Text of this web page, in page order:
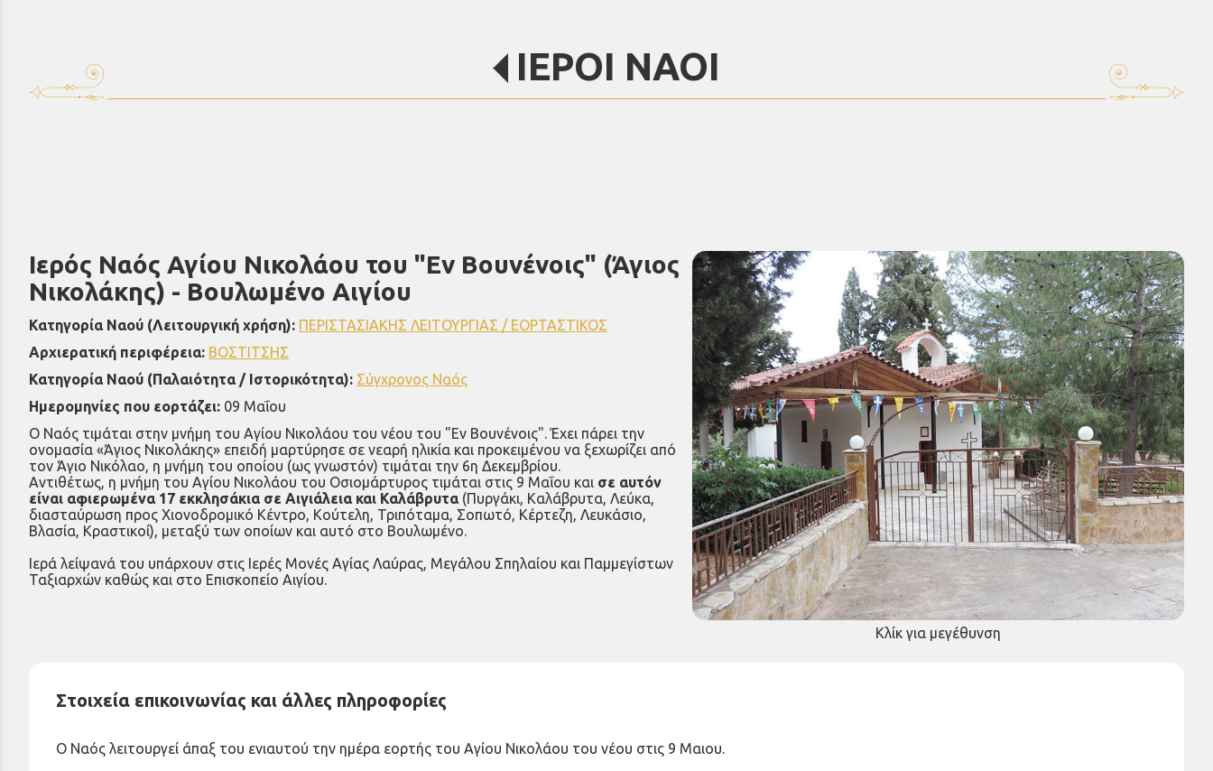
ΙΕΡΟΙ ΝΑΟΙ
Κλίκ για μεγέθυνση
Ιερός Ναός Αγίου Νικολάου του "Εν Βουνένοις" (Άγιος
Νικολάκης) - Βουλωμένο Αιγίου
Κατηγορία Ναού (Λειτουργική χρήση): ΠΕΡΙΣΤΑΣΙΑΚΗΣ ΛΕΙΤΟΥΡΓΙΑΣ / ΕΟΡΤΑΣΤΙΚΟΣ
Αρχιερατική περιφέρεια: ΒΟΣΤΙΤΣΗΣ
Κατηγορία Ναού (Παλαιότητα / Ιστορικότητα): Σύγχρονος Ναός
Ημερομηνίες που εορτάζει: 09 Μαΐου
Ο Ναός τιμάται στην μνήμη του Αγίου Νικολάου του νέου του "Εν Βουνένοις". Έχει πάρει την
ονομασία «Άγιος Νικολάκης» επειδή μαρτύρησε σε νεαρή ηλικία και προκειμένου να ξεχωρίζει από
τον Άγιο Νικόλαο, η μνήμη του οποίου (ως γνωστόν) τιμάται την 6η Δεκεμβρίου.
Αντιθέτως, η μνήμη του Αγίου Νικολάου του Οσιομάρτυρος τιμάται στις 9 Μαΐου και σε αυτόν
είναι αφιερωμένα 17 εκκλησάκια σε Αιγιάλεια και Καλάβρυτα(Πυργάκι, Καλάβρυτα, Λεύκα,
διασταύρωση προς Χιονοδρομικό Κέντρο, Κούτελη, Τριπόταμα, Σοπωτό, Κέρτεζη, Λευκάσιο,
Βλασία, Κραστικοί), μεταξύ των οποίων και αυτό στο Βουλωμένο.
Ιερά λείψανά του υπάρχουν στις Ιερές Μονές Αγίας Λαύρας, Μεγάλου Σπηλαίου και Παμμεγίστων
Ταξιαρχών καθώς και στο Επισκοπείο Αιγίου.
Στοιχεία επικοινωνίας και άλλες πληροφορίες
Ο Ναός λειτουργεί άπαξ του ενιαυτού την ημέρα εορτής του Αγίου Νικολάου του νέου στις 9 Μαιου.